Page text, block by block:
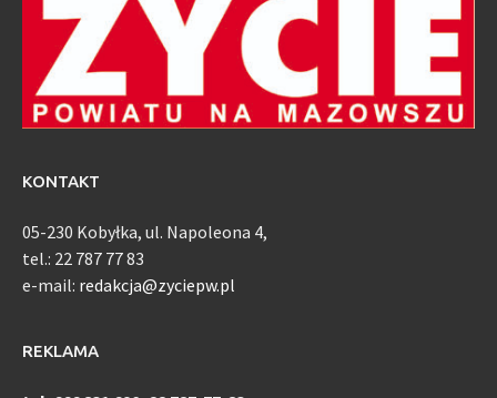
KONTAKT
05-230 Kobyłka, ul. Napoleona 4,
tel.: 22 787 77 83
e-mail: redakcja@zyciepw.pl
REKLAMA